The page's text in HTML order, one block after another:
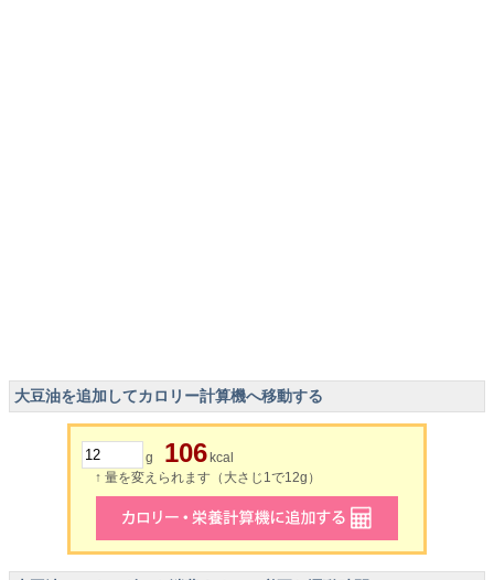
大豆油を追加してカロリー計算機へ移動する
g 106 kcal
↑ 量を変えられます（大さじ1で12g）